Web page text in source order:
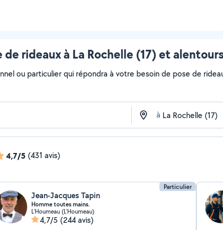
de rideaux à La Rochelle (17) et
ou particulier qui répondra à votre besoin de pose de
à
4,7/5 (431 avis)
Particulier
Jean-Jacques Tapin
Homme toutes mains.
L'Houmeau (L'Houmeau)
4,7/5 (244 avis)